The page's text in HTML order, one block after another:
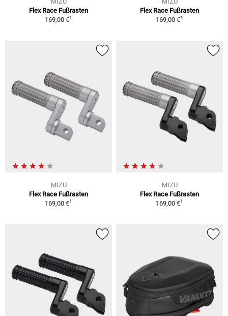
Flex Race Fußrasten
169,00 €1
Flex Race Fußrasten
169,00 €1
MIZU
Flex Race Fußrasten
169,00 €1
MIZU
Flex Race Fußrasten
169,00 €1